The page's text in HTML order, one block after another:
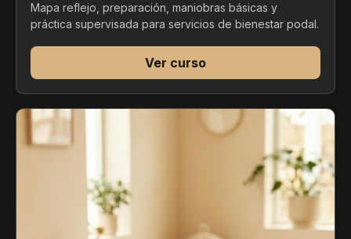
Mapa reflejo, preparación, maniobras básicas y
práctica supervisada para servicios de bienestar podal.
Ver curso